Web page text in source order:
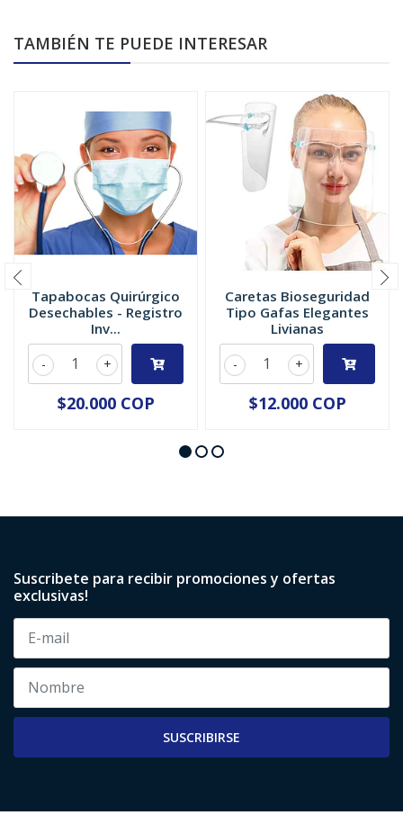
TAMBIÉN TE PUEDE INTERESAR
Tapabocas Quirúrgico
Desechables - Registro
Inv...
+
-
$20.000 COP
Caretas Bioseguridad
Tipo Gafas Elegantes
Livianas
+
-
$12.000 COP
Suscribete para recibir promociones y ofertas
exclusivas!
SUSCRIBIRSE